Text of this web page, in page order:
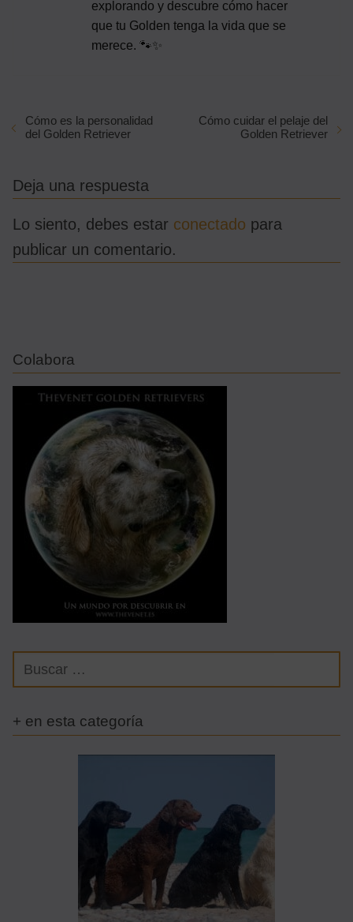
explorando y descubre cómo hacer
que tu Golden tenga la vida que se
merece. 🐾✨
Cómo es la personalidad
del Golden Retriever
Cómo cuidar el pelaje del
Golden Retriever
Deja una respuesta
Lo siento, debes estar conectado para
publicar un comentario.
Colabora
+ en esta categoría